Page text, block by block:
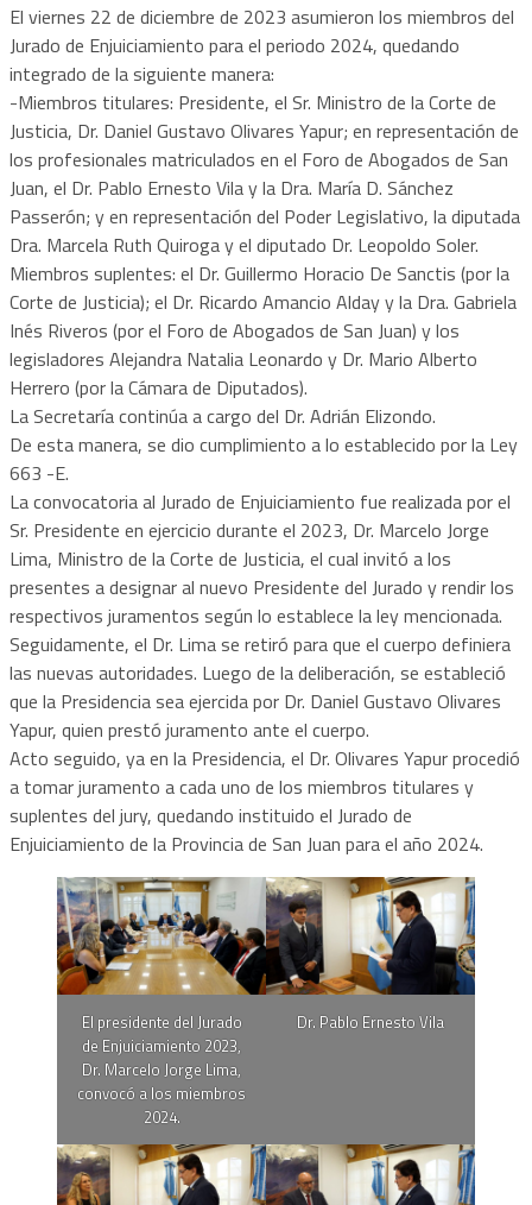
El viernes 22 de diciembre de 2023 asumieron los miembros del
Jurado de Enjuiciamiento para el periodo 2024, quedando
integrado de la siguiente manera:
-Miembros titulares: Presidente, el Sr. Ministro de la Corte de
Justicia, Dr. Daniel Gustavo Olivares Yapur; en representación de
los profesionales matriculados en el Foro de Abogados de San
Juan, el Dr. Pablo Ernesto Vila y la Dra. María D. Sánchez
Passerón; y en representación del Poder Legislativo, la diputada
Dra. Marcela Ruth Quiroga y el diputado Dr. Leopoldo Soler.
Miembros suplentes: el Dr. Guillermo Horacio De Sanctis (por la
Corte de Justicia); el Dr. Ricardo Amancio Alday y la Dra. Gabriela
Inés Riveros (por el Foro de Abogados de San Juan) y los
legisladores Alejandra Natalia Leonardo y Dr. Mario Alberto
Herrero (por la Cámara de Diputados).
La Secretaría continúa a cargo del Dr. Adrián Elizondo.
De esta manera, se dio cumplimiento a lo establecido por la Ley
663 -E.
La convocatoria al Jurado de Enjuiciamiento fue realizada por el
Sr. Presidente en ejercicio durante el 2023, Dr. Marcelo Jorge
Lima, Ministro de la Corte de Justicia, el cual invitó a los
presentes a designar al nuevo Presidente del Jurado y rendir los
respectivos juramentos según lo establece la ley mencionada.
Seguidamente, el Dr. Lima se retiró para que el cuerpo definiera
las nuevas autoridades. Luego de la deliberación, se estableció
que la Presidencia sea ejercida por Dr. Daniel Gustavo Olivares
Yapur, quien prestó juramento ante el cuerpo.
Acto seguido, ya en la Presidencia, el Dr. Olivares Yapur procedió
a tomar juramento a cada uno de los miembros titulares y
suplentes del jury, quedando instituido el Jurado de
Enjuiciamiento de la Provincia de San Juan para el año 2024.
El presidente del Jurado
de Enjuiciamiento 2023,
Dr. Marcelo Jorge Lima,
convocó a los miembros
2024.
Dr. Pablo Ernesto Vila